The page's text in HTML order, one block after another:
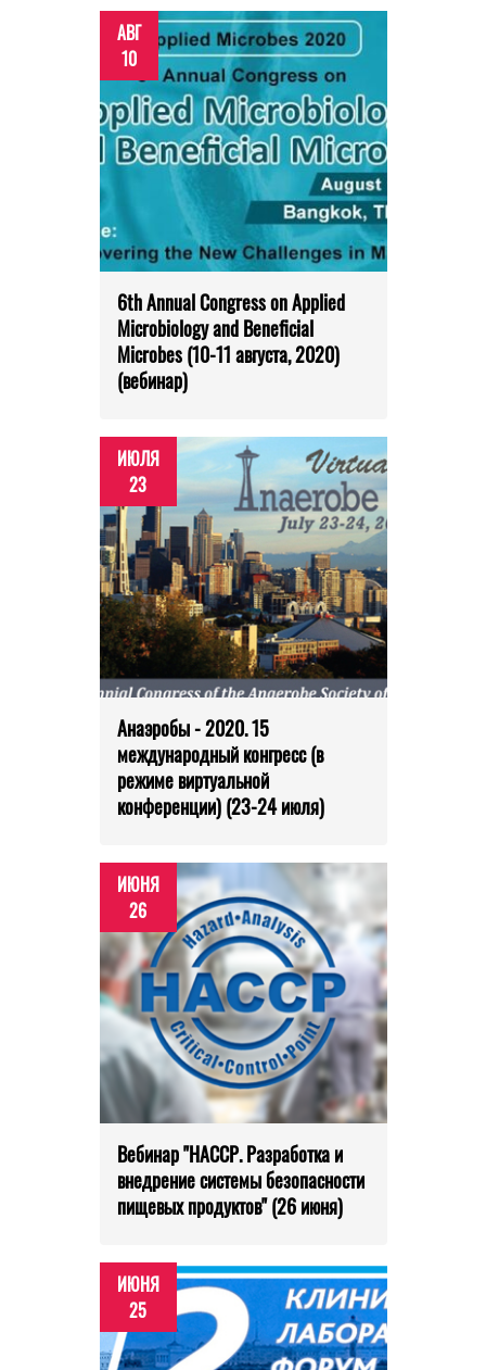
АВГ
10
6th Annual Congress on Applied
Microbiology and Beneficial
Microbes (10-11 августа, 2020)
(вебинар)
ИЮЛЯ
23
Анаэробы - 2020. 15
международный конгресс (в
режиме виртуальной
конференции) (23-24 июля)
ИЮНЯ
26
Вебинар "HACCP. Разработка и
внедрение системы безопасности
пищевых продуктов" (26 июня)
ИЮНЯ
25